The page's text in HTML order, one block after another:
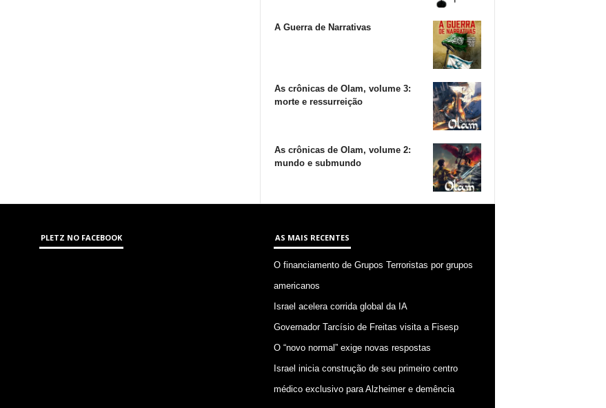
A Guerra de Narrativas
As crônicas de Olam, volume 3:
morte e ressurreição
As crônicas de Olam, volume 2:
mundo e submundo
PLETZ NO FACEBOOK AS MAIS RECENTES
O financiamento de Grupos Terroristas por grupos
americanos
Israel acelera corrida global da IA
Governador Tarcísio de Freitas visita a Fisesp
O “novo normal” exige novas respostas
Israel inicia construção de seu primeiro centro
médico exclusivo para Alzheimer e demência